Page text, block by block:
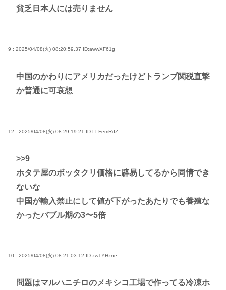
貧乏日本人には売りません
9 : 2025/04/08(火) 08:20:59.37 ID:awwXF61g
中国のかわりにアメリカだったけどトランプ関税直撃
か普通に可哀想
12 : 2025/04/08(火) 08:29:19.21 ID:LLFemRdZ
>>9
ホタテ屋のボッタクリ価格に辟易してるから同情でき
ないな
中国が輸入禁止にして値が下がったあたりでも養殖な
かったバブル期の3〜5倍
10 : 2025/04/08(火) 08:21:03.12 ID:zwTYHzne
問題はマルハニチロのメキシコ工場で作ってる冷凍ホ